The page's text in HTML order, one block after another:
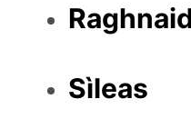
Sìleas